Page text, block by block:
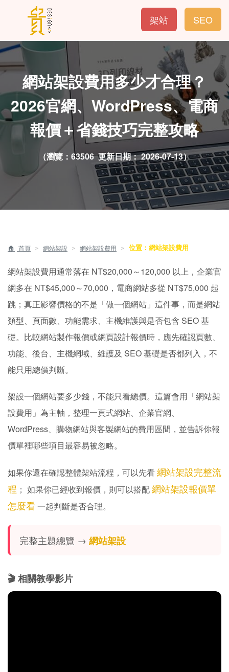
SEO
架站
網站架設費用多少才合理？
2026官網、WordPress、電商
報價＋省錢技巧完整攻略
（瀏覽：63506 更新日期：2026-07-13）
首頁 ＞ 網站架設 ＞ 網站架設費用 ＞ 位置：網站架設費用
網站架設費用通常落在 NT$20,000～120,000 以上，企業官
網多在 NT$45,000～70,000，電商網站多從 NT$75,000 起
跳；真正影響價格的不是「做一個網站」這件事，而是網站
類型、頁面數、功能需求、主機維護與是否包含 SEO 基
礎。比較網站製作報價或網頁設計報價時，應先確認頁數、
功能、後台、主機網域、維護及 SEO 基礎是否都列入，不
能只用總價判斷。
架設一個網站要多少錢，不能只看總價。這篇會用「網站架
設費用」為主軸，整理一頁式網站、企業官網、
WordPress、購物網站與客製網站的費用區間，並告訴你報
價單裡哪些項目最容易被忽略。
如果你還在確認整體架站流程，可以先看網站架設完整流
程 ； 如果你已經收到報價，則可以搭配網站架設報價單
怎麼看一起判斷是否合理。
完整主題總覽 → 網站架設
🎬 相關教學影片